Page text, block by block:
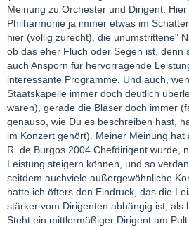
Meinung zu Orchester und Dirigent.
Philharmonie ja immer etwas im
hier (völlig zurecht), die unumstrittene"
ob das eher Fluch oder Segen ist, denn
auch Ansporn für hervorragende
interessante Programme. Und auch,
Staatskapelle immer doch deutlich
waren), gerade die Bläser doch immer
genauso, wie Du es beschreiben hast,
im Konzert gehört). Meiner Meinung
R. de Burgos 2004 Chefdirigent wurde,
Leistung steigern können, und so
seitdem auchviele außergewöhnliche
hatte ich öfters den Eindruck, das die
stärker vom Dirigenten abhängig ist, als
Steht ein mittlermäßiger Dirigent am